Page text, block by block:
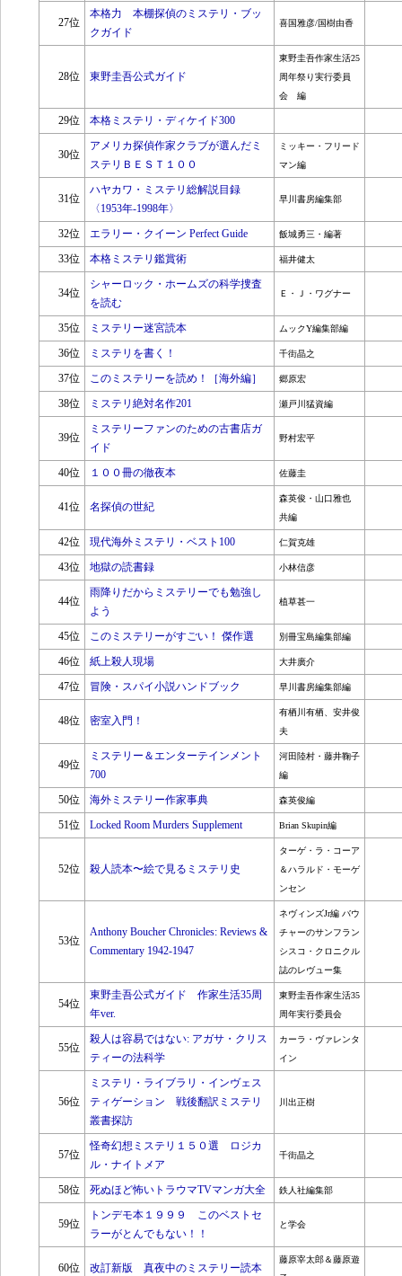
27位
本格力 本棚探偵のミステリ・ブッ
クガイド
喜国雅彦/国樹由香
28位 東野圭吾公式ガイド
東野圭吾作家生活25
周年祭り実行委員
会 編
29位 本格ミステリ・ディケイド300
30位
アメリカ探偵作家クラブが選んだミ
ステリＢＥＳＴ１００
ミッキー・フリード
マン編
31位
ハヤカワ・ミステリ総解説目録
〈1953年‐1998年〉
早川書房編集部
32位 エラリー・クイーン Perfect Guide 飯城勇三・編著
33位 本格ミステリ鑑賞術 福井健太
34位
シャーロック・ホームズの科学捜査
を読む
Ｅ・Ｊ・ワグナー
35位 ミステリー迷宮読本 ムックY編集部編
36位 ミステリを書く！ 千街晶之
37位 このミステリーを読め！［海外編］ 郷原宏
38位 ミステリ絶対名作201 瀬戸川猛資編
39位
ミステリーファンのための古書店ガ
イド
野村宏平
40位 １００冊の徹夜本 佐藤圭
41位 名探偵の世紀
森英俊・山口雅也
共編
42位 現代海外ミステリ・ベスト100 仁賀克雄
43位 地獄の読書録 小林信彦
44位
雨降りだからミステリーでも勉強し
よう
植草甚一
45位 このミステリーがすごい！ 傑作選 別冊宝島編集部編
46位 紙上殺人現場 大井廣介
47位 冒険・スパイ小説ハンドブック 早川書房編集部編
48位 密室入門！
有栖川有栖、安井俊
夫
49位
ミステリー＆エンターテインメント
700
河田陸村・藤井鞠子
編
50位 海外ミステリー作家事典 森英俊編
51位 Locked Room Murders Supplement Brian Skupin編
52位 殺人読本〜絵で見るミステリ史
ターゲ・ラ・コーア
＆ハラルド・モーゲ
ンセン
53位
Anthony Boucher Chronicles: Reviews &
Commentary 1942-1947
ネヴィンズJr編 バウ
チャーのサンフラン
シスコ・クロニクル
誌のレヴュー集
54位
東野圭吾公式ガイド 作家生活35周
年ver.
東野圭吾作家生活35
周年実行委員会
55位
殺人は容易ではない: アガサ・クリス
ティーの法科学
カーラ・ヴァレンタ
イン
56位
ミステリ・ライブラリ・インヴェス
ティゲーション 戦後翻訳ミステリ
叢書探訪
川出正樹
57位
怪奇幻想ミステリ１５０選 ロジカ
ル・ナイトメア
千街晶之
58位 死ぬほど怖いトラウマTVマンガ大全 鉄人社編集部
59位
トンデモ本１９９９ このベストセ
ラーがとんでもない！！
と学会
60位 改訂新版 真夜中のミステリー読本
藤原宰太郎＆藤原遊